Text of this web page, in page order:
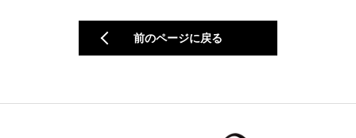
前のページに戻る